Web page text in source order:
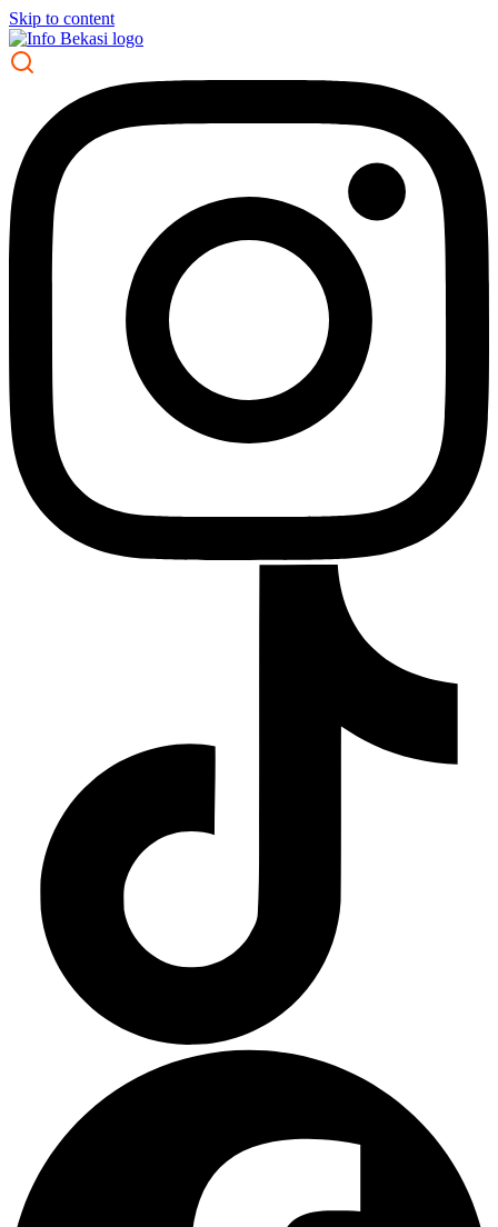
Skip to content